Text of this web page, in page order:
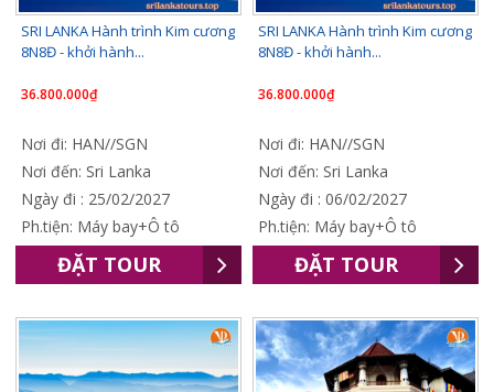
SRI LANKA Hành trình Kim cương
8N8Đ - khởi hành...
36.800.000₫
Nơi đi: HAN//SGN
Nơi đến: Sri Lanka
Ngày đi : 25/02/2027
Ph.tiện: Máy bay+Ô tô
ĐẶT TOUR
SRI LANKA Hành trình Kim cương
8N8Đ - khởi hành...
36.800.000₫
Nơi đi: HAN//SGN
Nơi đến: Sri Lanka
Ngày đi : 06/02/2027
Ph.tiện: Máy bay+Ô tô
ĐẶT TOUR